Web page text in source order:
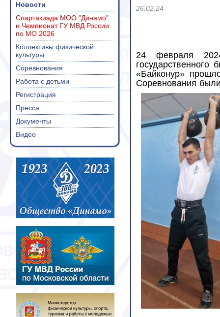
Новости
Спартакиада МОО "Динамо"
и Чемпионат ГУ МВД России
по МО 2026
Коллективы физической
культуры
Соревнования
Работа с детьми
Регистрация
Пресса
Документы
Видео
26.02.24
24 февраля
государственного
«Байконур»
Соревнования